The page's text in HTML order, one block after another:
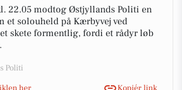
22.05 modtog Østjyllands Politi en
et solouheld på Kærbyvej ved
skete formentlig, fordi et rådyr løb
Politi